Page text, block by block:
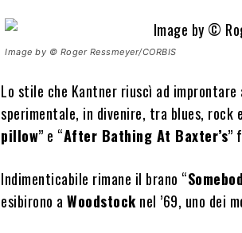
Image by © Roger Ressmeyer/CORBIS
Lo stile che Kantner riuscì ad
sperimentale, in divenire, tra blues, rock
pillow” e “After Bathing At Baxter’s”
Indimenticabile rimane il brano “
esibirono aWoodstock nel ’69, uno dei